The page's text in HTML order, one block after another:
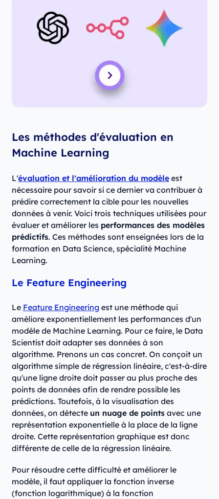
Les méthodes d'évaluation en
Machine Learning
L'évaluation et l'amélioration du modèle est
nécessaire pour savoir si ce dernier va contribuer à
prédire correctement la cible pour les nouvelles
données à venir. Voici trois techniques utilisées pour
évaluer et améliorer les performances des modèles
prédictifs. Ces méthodes sont enseignées lors de la
formation en Data Science, spécialité Machine
Learning.
Le Feature Engineering
Le Feature Engineering est une méthode qui
améliore exponentiellement les performances d'un
modèle de Machine Learning. Pour ce faire, le Data
Scientist doit adapter ses données à son
algorithme. Prenons un cas concret. On conçoit un
algorithme simple de régression linéaire, c'est-à-dire
qu'une ligne droite doit passer au plus proche des
points de données afin de rendre possible les
prédictions. Toutefois, à la visualisation des
données, on détecte un nuage de points avec une
représentation exponentielle à la place de la ligne
droite. Cette représentation graphique est donc
différente de celle de la régression linéaire.
Pour résoudre cette difficulté et améliorer le
modèle, il faut appliquer la fonction inverse
(fonction logarithmique) à la fonction